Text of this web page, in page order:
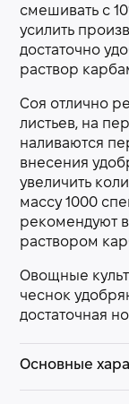
смешивать с
усилить
достаточно
раствор
Соя отлично
листьев, на
наливаются
внесения
увеличить
массу 1000
рекомендуют
раствором
Овощные
чеснок
достаточная
Основные